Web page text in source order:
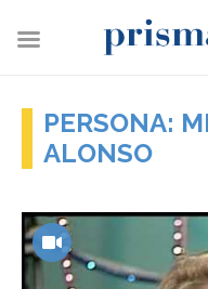
PERSONA:
ALONSO